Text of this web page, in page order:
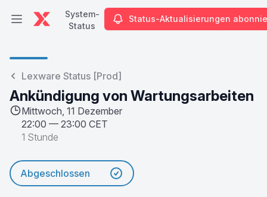
Hauptmenü öffnen
System-
Status
Status-Aktualisierungen
Lexware Status [Prod]
Ankündigung von Wartungsarbeiten
Mittwoch, 11 Dezember
22:00 — 23:00 CET
1 Stunde
Abgeschlossen